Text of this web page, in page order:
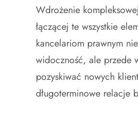
Wdrożenie
łączącej te wszystkie
kancelariom prawnym
widoczność, ale przede
pozyskiwać nowych
długoterminowe relacje